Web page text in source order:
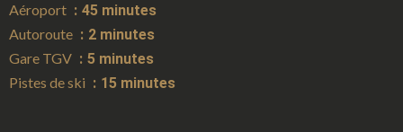
Aéroport
45 minutes
Autoroute
2 minutes
Gare TGV
5 minutes
Pistes de ski
15 minutes